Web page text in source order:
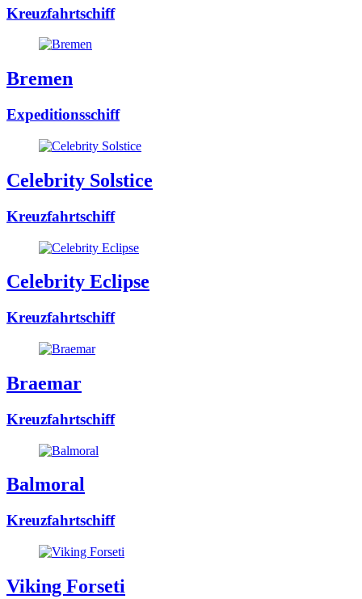
Kreuzfahrtschiff
Bremen
Expeditionsschiff
Celebrity Solstice
Kreuzfahrtschiff
Celebrity Eclipse
Kreuzfahrtschiff
Braemar
Kreuzfahrtschiff
Balmoral
Kreuzfahrtschiff
Viking Forseti